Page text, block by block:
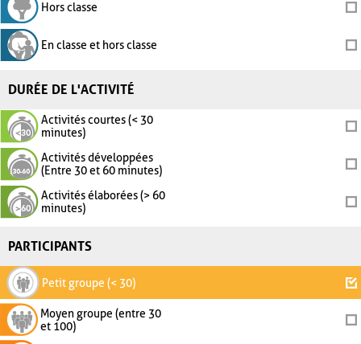
Hors classe
En classe et hors classe
DURÉE DE L'ACTIVITÉ
Activités courtes (< 30
minutes)
Activités développées
(Entre 30 et 60 minutes)
Activités élaborées (> 60
minutes)
PARTICIPANTS
Petit groupe (< 30)
Moyen groupe (entre 30
et 100)